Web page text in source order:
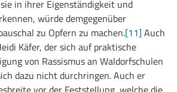
in ihrer Eigenständigkeit und
würde demgegenüber
zu Opfern zu machen.[11] Auch
Käfer, der sich auf praktische
von Rassismus an Waldorfschulen
dazu nicht durchringen. Auch er